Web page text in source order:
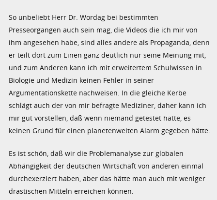
So unbeliebt Herr Dr. Wordag bei bestimmten
Presseorgangen auch sein mag, die Videos die ich mir von
ihm angesehen habe, sind alles andere als Propaganda, denn
er teilt dort zum Einen ganz deutlich nur seine Meinung mit,
und zum Anderen kann ich mit erweitertem Schulwissen in
Biologie und Medizin keinen Fehler in seiner
Argumentationskette nachweisen. In die gleiche Kerbe
schlägt auch der von mir befragte Mediziner, daher kann ich
mir gut vorstellen, daß wenn niemand getestet hätte, es
keinen Grund für einen planetenweiten Alarm gegeben hätte.
Es ist schön, daß wir die Problemanalyse zur globalen
Abhängigkeit der deutschen Wirtschaft von anderen einmal
durchexerziert haben, aber das hätte man auch mit weniger
drastischen Mitteln erreichen können.